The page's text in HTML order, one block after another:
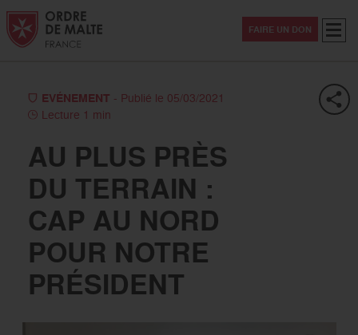
Aller au contenu
Aller à la recherche
Aller au menu
FAIRE UN DON
EVÉNEMENT - Publié le 05/03/2021
Lecture 1 min
AU PLUS PRÈS
DU TERRAIN :
CAP AU NORD
POUR NOTRE
PRÉSIDENT